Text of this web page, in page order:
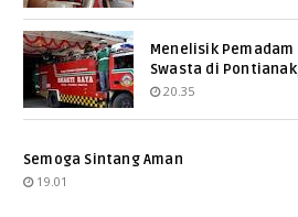
Menelisik Pemadam
Swasta di
20.35
Semoga Sintang Aman
19.01